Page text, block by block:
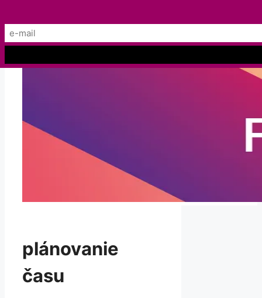
na
obsah
plánovanie
času